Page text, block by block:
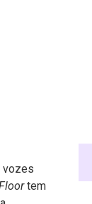
vozes
tem